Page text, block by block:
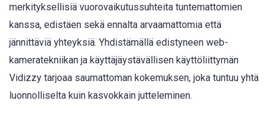
merkityksellisiä vuorovaikutussuhteita tuntemattomien
kanssa, edistäen sekä ennalta arvaamattomia että
jännittäviä yhteyksiä. Yhdistämällä edistyneen web-
kameratekniikan ja käyttäjäystävällisen käyttöliittymän
Vidizzy tarjoaa saumattoman kokemuksen, joka tuntuu yhtä
luonnolliselta kuin kasvokkain jutteleminen.